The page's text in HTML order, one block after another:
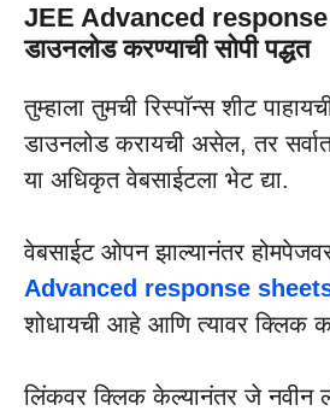
JEE Advanced
डाउनलोड करण्याची सोपी पद्धत
तुम्हाला तुमची रिस्पॉन्स शीट
डाउनलोड करायची असेल, तर
या अधिकृत वेबसाईटला भेट द्या.
वेबसाईट ओपन झाल्यानंतर
Advanced response
शोधायची आहे आणि त्यावर क्लिक
लिंकवर क्लिक केल्यानंतर जे नवीन